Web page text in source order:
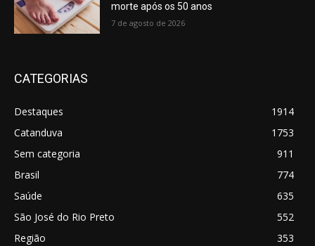
morte após os 50 anos
7 de agosto de 2026
CATEGORIAS
Destaques
1914
Catanduva
1753
Sem categoria
911
Brasil
774
Saúde
635
São José do Rio Preto
552
Região
353